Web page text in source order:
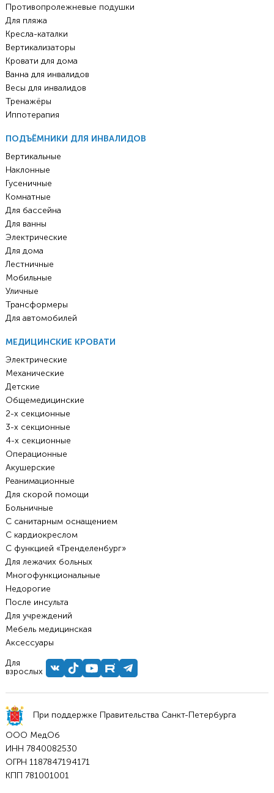
Противопролежневые подушки
Для пляжа
Кресла-каталки
Вертикализаторы
Кровати для дома
Ванна для инвалидов
Весы для инвалидов
Тренажёры
Иппотерапия
ПОДЪЁМНИКИ ДЛЯ ИНВАЛИДОВ
Вертикальные
Наклонные
Гусеничные
Комнатные
Для бассейна
Для ванны
Электрические
Для дома
Лестничные
Мобильные
Уличные
Трансформеры
Для автомобилей
МЕДИЦИНСКИЕ КРОВАТИ
Электрические
Механические
Детские
Общемедицинские
2-х секционные
3-х секционные
4-х секционные
Операционные
Акушерские
Реанимационные
Для скорой помощи
Больничные
С санитарным оснащением
С кардиокреслом
С функцией «Тренделенбург»
Для лежачих больных
Многофункциональные
Недорогие
После инсульта
Для учреждений
Мебель медицинская
Аксессуары
Для
взрослых
При поддержке Правительства Санкт-Петербурга
ООО МедОб
ИНН 7840082530
ОГРН 1187847194171
КПП 781001001